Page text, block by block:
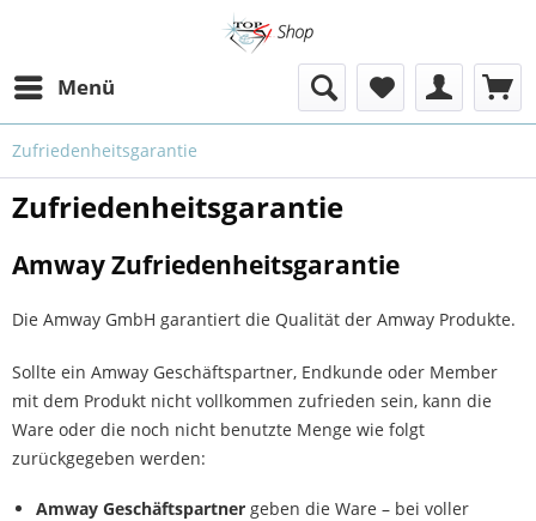
Menü
Zufriedenheitsgarantie
Zufriedenheitsgarantie
Amway Zufriedenheitsgarantie
Die Amway GmbH garantiert die Qualität der Amway Produkte.
Sollte ein Amway Geschäftspartner, Endkunde oder Member
mit dem Produkt nicht vollkommen zufrieden sein, kann die
Ware oder die noch nicht benutzte Menge wie folgt
zurückgegeben werden:
Amway Geschäftspartner geben die Ware – bei voller